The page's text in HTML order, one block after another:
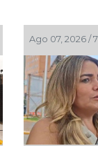
Ago 07, 2026 /